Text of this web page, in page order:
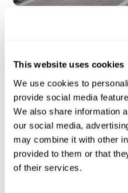
This website uses cookies
We use cookies to
provide social media
We also share information
our social media,
may combine it with other
provided to them or that
of their services.
pourquoi c’est un
données, pas de